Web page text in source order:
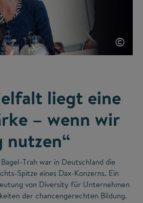
©
liegt eine
– wenn wir
Trah war in Deutschland die
Spitze eines Dax-Konzerns. Ein
von Diversity für Unternehmen
der chancengerechten Bildung.